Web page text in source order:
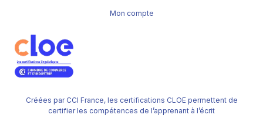
Créées par CCI France, les certifications CLOE permettent de
certifier les compétences de l’apprenant à l’écrit
Mon compte